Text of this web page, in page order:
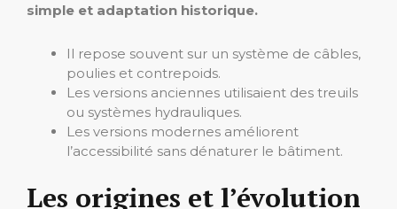
simple et adaptation historique.
Il repose souvent sur un système de câbles,
poulies et contrepoids.
Les versions anciennes utilisaient des treuils
ou systèmes hydrauliques.
Les versions modernes améliorent
l’accessibilité sans dénaturer le bâtiment.
Les origines et l’évolution